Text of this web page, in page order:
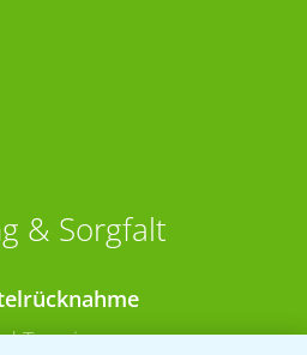
& Sorgfalt
Termine